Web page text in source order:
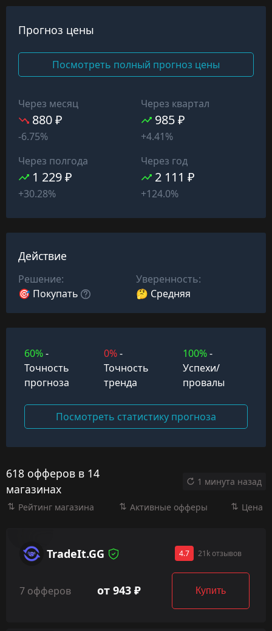
Прогноз цены
Посмотреть полный прогноз цены
Через месяц
880 ₽
-6.75%
Через квартал
985 ₽
+4.41%
Через полгода
1 229 ₽
+30.28%
Через год
2 111 ₽
+124.0%
Действие
Решение:
🎯 Покупать
Уверенность:
🤔 Средняя
60%-
Точность
прогноза
0%-
Точность
тренда
100%-
Успехи/
провалы
Посмотреть статистику прогноза
618 офферов в 14
магазинах
1 минута назад
Рейтинг магазина Активные офферы Цена
TradeIt.GG 4.7 21k отзывов
7 офферов от 943 ₽ Купить